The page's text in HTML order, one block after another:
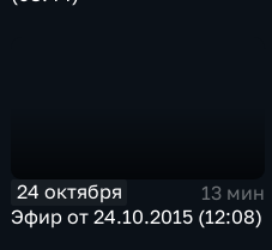
24 октября
13 мин
Эфир от 24.10.2015 (12:08)